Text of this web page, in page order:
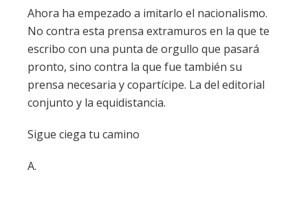
Ahora ha empezado a imitarlo el nacionalismo.
No contra esta prensa extramuros en la que te
escribo con una punta de orgullo que pasará
pronto, sino contra la que fue también su
prensa necesaria y copartícipe. La del editorial
conjunto y la equidistancia.
Sigue ciega tu camino
A.